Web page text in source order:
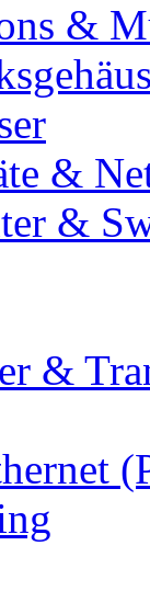
&
&
&
&